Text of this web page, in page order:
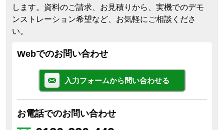
します。 資料のご請求、お見積りから、実機でのデモ
ンストレーション希望など、お気軽にご相談くださ
い。
Webでのお問い合わせ
入力フォームから問い合わせる
お電話でのお問い合わせ